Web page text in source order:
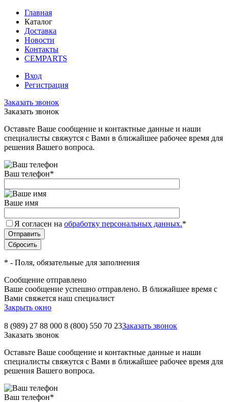
Главная
Каталог
Доставка
Новости
Контакты
CEMPARTS
Вход
Регистрация
Заказать звонок
Заказать звонок
Оставьте Ваше сообщение и контактные данные и наши
специалисты свяжутся с Вами в ближайшее рабочее время для
решения Вашего вопроса.
Ваш телефон*
Ваше имя
Я согласен на обработку персональных данных.*
* - Поля, обязательные для заполнения
Сообщение отправлено
Ваше сообщение успешно отправлено. В ближайшее время с
Вами свяжется наш специалист
Закрыть окно
8 (989) 27 88 000 8 (800) 550 70 23Заказать звонок
Заказать звонок
Оставьте Ваше сообщение и контактные данные и наши
специалисты свяжутся с Вами в ближайшее рабочее время для
решения Вашего вопроса.
Ваш телефон*